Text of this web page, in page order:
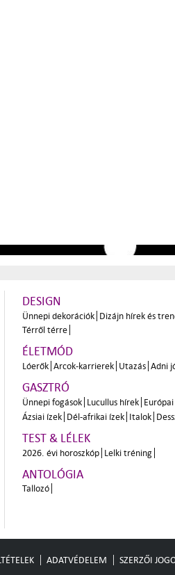
DESIGN
Ünnepi dekorációk Dizájn hírek és
Térről térre
ÉLETMÓD
Lóerők Arcok-karrierek Utazás Adni
GASZTRÓ
Ünnepi fogások Lucullus hírek
Ázsiai ízek Dél-afrikai ízek Italok
TEST & LÉLEK
2026. évi horoszkóp Lelki tréning
ANTOLÓGIA
Tallozó
ADATVÉDELEM SZERZŐI